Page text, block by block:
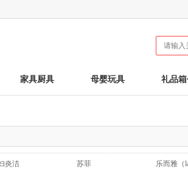
家具厨具 母婴玩具 礼品